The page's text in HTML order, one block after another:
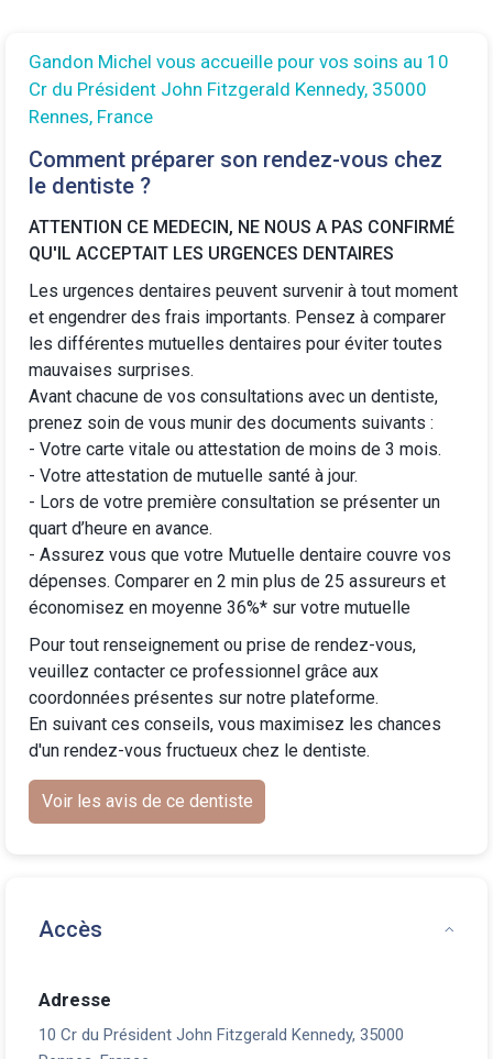
Gandon Michel vous accueille pour vos soins au 10
Cr du Président John Fitzgerald Kennedy, 35000
Rennes, France
Comment préparer son rendez-vous chez
le dentiste ?
ATTENTION CE MEDECIN, NE NOUS A PAS CONFIRMÉ
QU'IL ACCEPTAIT LES URGENCES DENTAIRES
Les urgences dentaires peuvent survenir à tout moment
et engendrer des frais importants. Pensez à comparer
les différentesmutuelles dentaires pour éviter toutes
mauvaises surprises.
Avant chacune de vos consultations avec un dentiste,
prenez soin de vous munir des documents suivants :
- Votre carte vitale ou attestation de moins de 3 mois.
- Votre attestation de mutuelle santé à jour.
- Lors de votre première consultation se présenter un
quart d’heure en avance.
-Assurez vous que votre Mutuelle dentaire couvre vos
dépenses. Comparer en 2 min plus de 25 assureurs et
économisez en moyenne 36%* sur votre mutuelle
Pour tout renseignement ou prise de rendez-vous,
veuillez contacter ce professionnel grâce aux
coordonnées présentes sur notre plateforme.
En suivant ces conseils, vous maximisez les chances
d'un rendez-vous fructueux chez le dentiste.
Voir les avis de ce dentiste
Accès
Adresse
10 Cr du Président John Fitzgerald Kennedy, 35000